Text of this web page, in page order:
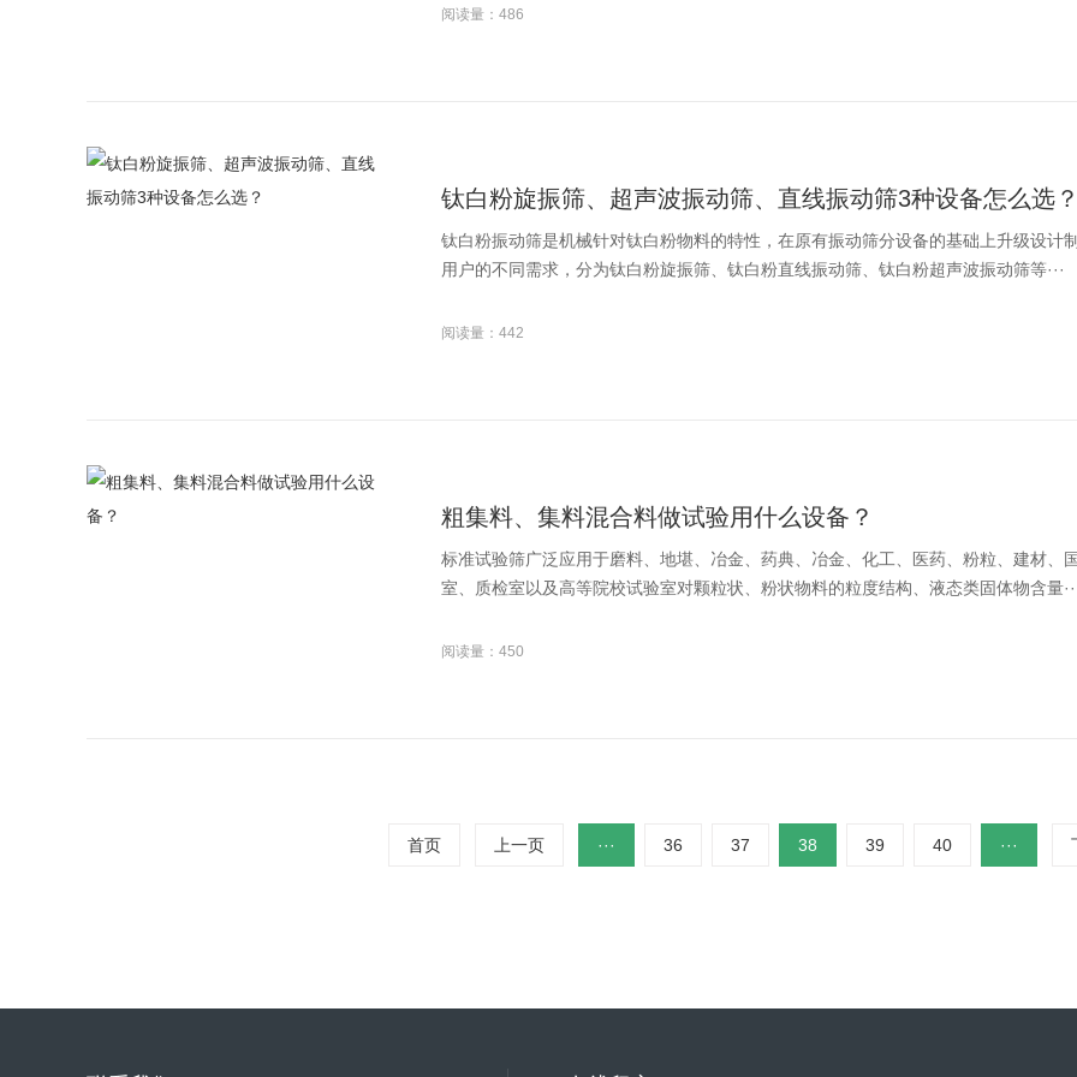
阅读量：486
钛白粉旋振筛、超声波振动筛、直线振动筛3种设备怎么选
钛白粉振动筛是机械针对钛白粉物料的特性，在原有振动筛分设备的基础上升级设计
用户的不同需求，分为钛白粉旋振筛、钛白粉直线振动筛、钛白粉超声波振动筛等···
阅读量：442
粗集料、集料混合料做试验用什么设备？
标准试验筛广泛应用于磨料、地堪、冶金、药典、冶金、化工、医药、粉粒、建材、
室、质检室以及高等院校试验室对颗粒状、粉状物料的粒度结构、液态类固体物含量
阅读量：450
首页 上一页 ··· 36 37 38 39 40 ···